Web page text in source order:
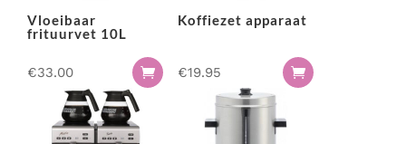
Vloeibaar
frituurvet 10L
€33.00 
Koffiezet apparaat
€19.95 